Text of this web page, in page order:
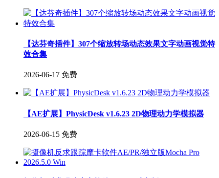
【达芬奇插件】307个缩放转场动态效果文字动画视觉特
效合集
2026-06-17 免费
【AE扩展】PhysicDesk v1.6.23 2D物理动力学模拟器
2026-06-15 免费